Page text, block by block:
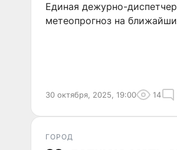
Единая дежурно-
метеопрогноз на
30 октября, 2025, 19:00 14
ГОРОД